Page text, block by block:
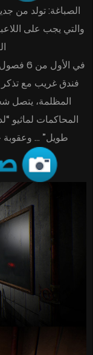
الصباغة: تولد من
والتي يجب على
في
فندق غريب مع تذكر
المظلمة، يتصل
المحاكمات لماثيو
طويل” … وعقوبة